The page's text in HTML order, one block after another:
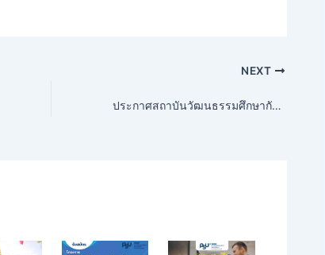
NEXT
ประกาศสถาบันวัฒนธรรมศึกษากัลยาณิวัฒนา มหาวิทยาลัยสงขลานครินทร์ เรื่อง รายชื่อผู้ผ่านการคัดเลือกเป็นพนักงานมหาวิทยาลัยงบประมาณเงินรายได้ ตำแหน่งนักวิชาการอุดมศึกษา